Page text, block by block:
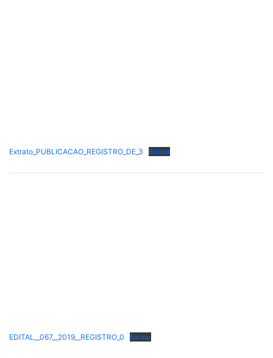
Extrato_PUBLICACAO_REGISTRO_DE_3 Baixar
EDITAL__067__2019__REGISTRO_0 Baixar